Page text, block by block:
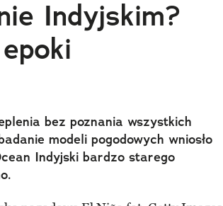
Indyjskim?
bez poznania wszystkich
modeli pogodowych wniosło
Indyjski bardzo starego